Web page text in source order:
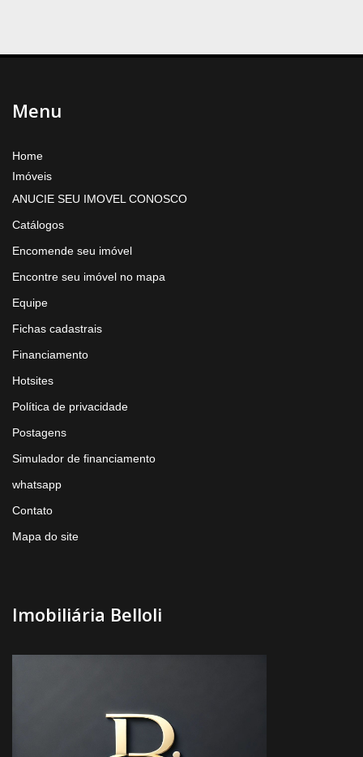
Menu
Home
Imóveis
ANUCIE SEU IMOVEL CONOSCO
Catálogos
Encomende seu imóvel
Encontre seu imóvel no mapa
Equipe
Fichas cadastrais
Financiamento
Hotsites
Política de privacidade
Postagens
Simulador de financiamento
whatsapp
Contato
Mapa do site
Imobiliária Belloli